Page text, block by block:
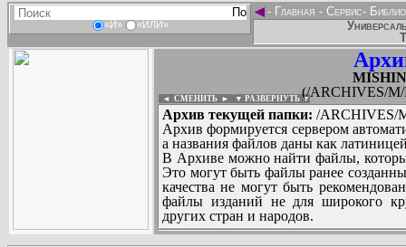
«И» «ИЛИ»
◄- Главная - Сервис-
(/ARCHIVES/
◄ СМЕНИТЬ ► ▼ РАЗВЕРНУТЬ ▼
Архив текущей папки: /ARCHIVES/
Архив формируется сервером
а названия файлов даны как
В Архиве можно найти файлы,
Это могут быть файлы ранее
качества не могут быть
файлы изданий не для широкого
других стран и народов.